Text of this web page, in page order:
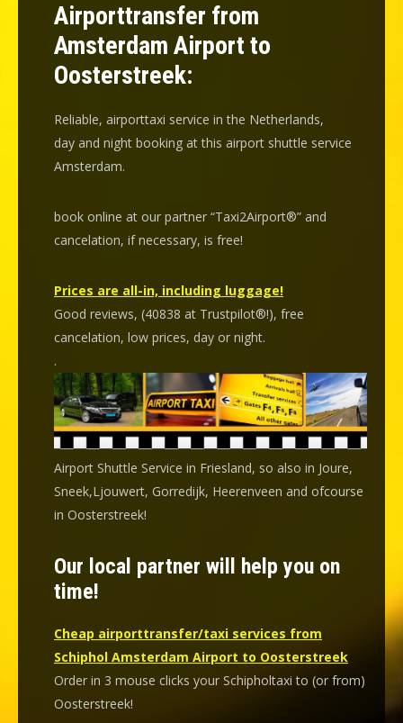
Airporttransfer from
Amsterdam Airport to
Oosterstreek:
Reliable, airporttaxi service in the Netherlands,
day and night booking at this airport shuttle service
Amsterdam.
book online at our partner “Taxi2Airport®” and
cancelation, if necessary, is free!
Prices are all-in, including luggage!
Good reviews, (40838 at Trustpilot®!), free
cancelation, low prices, day or night.
.
Airport Shuttle Service in Friesland, so also in Joure,
Sneek,Ljouwert, Gorredijk, Heerenveen and ofcourse
in Oosterstreek!
Our local partner will help you on
time!
Cheap airporttransfer/taxi services from
Schiphol Amsterdam Airport to Oosterstreek
Order in 3 mouse clicks your Schipholtaxi to (or from)
Oosterstreek!